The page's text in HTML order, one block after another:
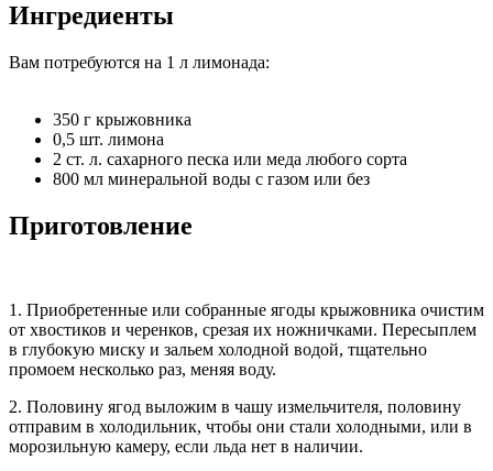
Ингредиенты
Вам потребуются на 1 л лимонада:
350 г крыжовника
0,5 шт. лимона
2 ст. л. сахарного песка или меда любого сорта
800 мл минеральной воды с газом или без
Приготовление
1. Приобретенные или собранные ягоды крыжовника очистим
от хвостиков и черенков, срезая их ножничками. Пересыплем
в глубокую миску и зальем холодной водой, тщательно
промоем несколько раз, меняя воду.
2. Половину ягод выложим в чашу измельчителя, половину
отправим в холодильник, чтобы они стали холодными, или в
морозильную камеру, если льда нет в наличии.